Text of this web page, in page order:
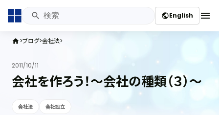
publicEnglish menu
home ブログ 会社法
2011/10/11
会社を作ろう！～会社の種類（３）～
会社法 会社設立